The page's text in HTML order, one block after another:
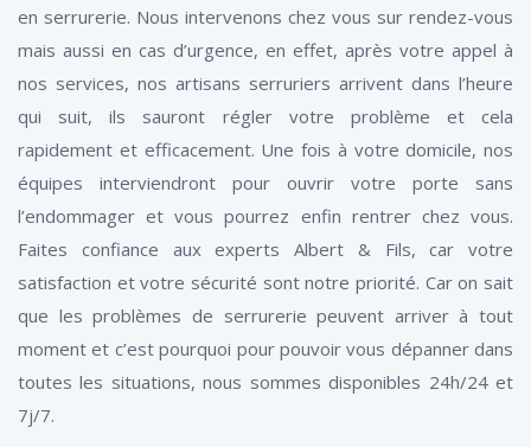
en serrurerie. Nous intervenons chez vous sur rendez-vous
mais aussi en cas d’urgence, en effet, après votre appel à
nos services, nos artisans serruriers arrivent dans l’heure
qui suit, ils sauront régler votre problème et cela
rapidement et efficacement. Une fois à votre domicile, nos
équipes interviendront pour ouvrir votre porte sans
l’endommager et vous pourrez enfin rentrer chez vous.
Faites confiance aux experts Albert & Fils, car votre
satisfaction et votre sécurité sont notre priorité. Car on sait
que les problèmes de serrurerie peuvent arriver à tout
moment et c’est pourquoi pour pouvoir vous dépanner dans
toutes les situations, nous sommes disponibles 24h/24 et
7j/7.